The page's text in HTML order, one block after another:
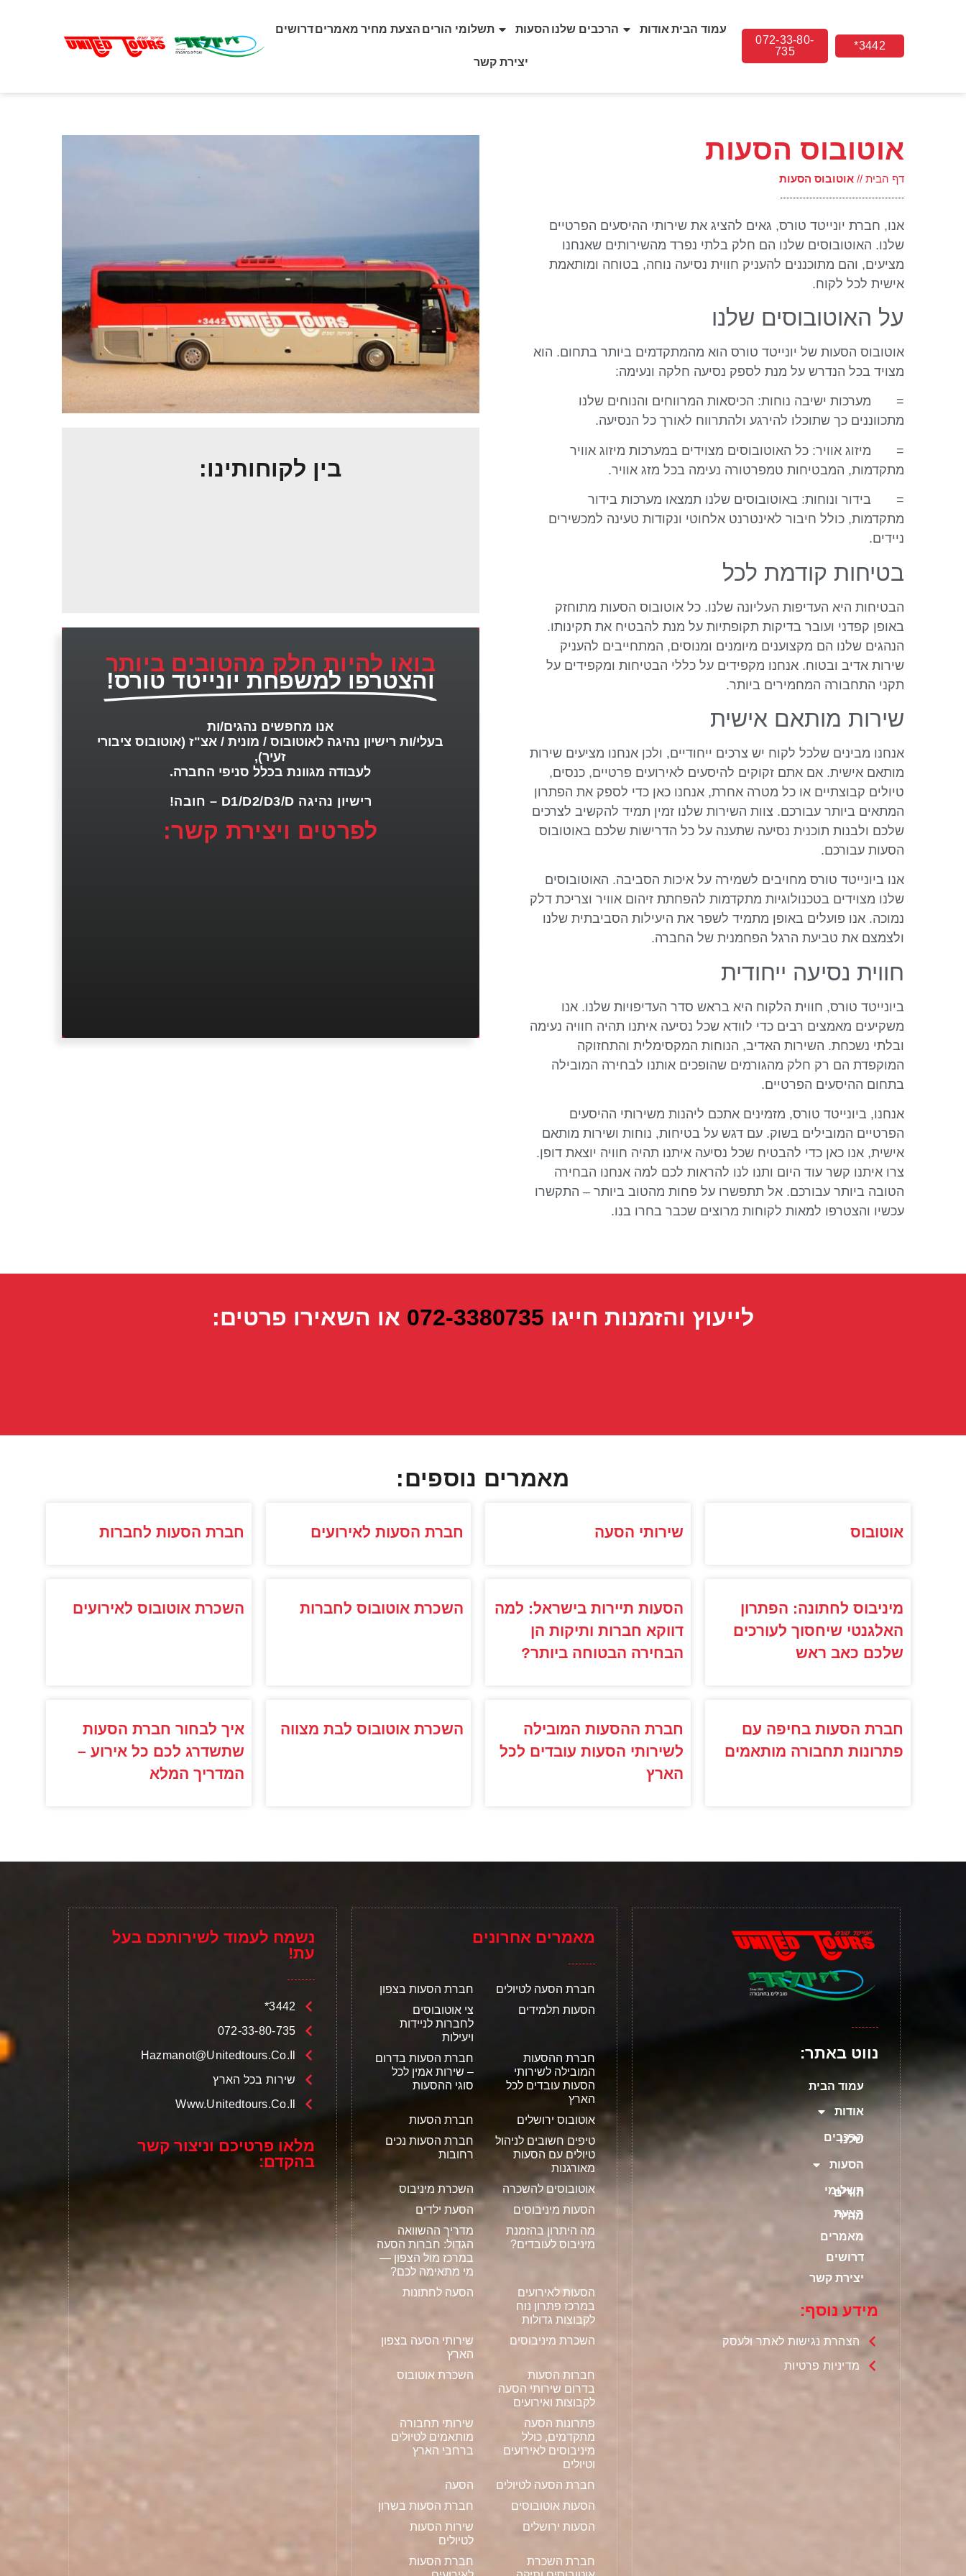
3442*
072-33-80-
735
עמוד הביתאודות הרכבים שלנו הסעות תשלומי הורים הצעת מחיר מאמריםדרושים
יצירת קשר
אוטובוס הסעות
דף הבית// אוטובוס הסעות
אנו, חברת יונייטד טורס, גאים להציג את שירותי ההיסעים הפרטיים
שלנו. האוטובוסים שלנו הם חלק בלתי נפרד מהשירותים שאנחנו
מציעים, והם מתוכננים להעניק חווית נסיעה נוחה, בטוחה ומותאמת
אישית לכל לקוח.
על האוטובוסים שלנו
אוטובוס הסעות של יונייטד טורס הוא מהמתקדמים ביותר בתחום. הוא
מצויד בכל הנדרש על מנת לספק נסיעה חלקה ונעימה:
= מערכות ישיבה נוחות: הכיסאות המרווחים והנוחים שלנו
מתכווננים כך שתוכלו להירגע ולהתרווח לאורך כל הנסיעה.
= מיזוג אוויר: כל האוטובוסים מצוידים במערכות מיזוג אוויר
מתקדמות, המבטיחות טמפרטורה נעימה בכל מזג אוויר.
= בידור ונוחות: באוטובוסים שלנו תמצאו מערכות בידור
מתקדמות, כולל חיבור לאינטרנט אלחוטי ונקודות טעינה למכשירים
ניידים.
בטיחות קודמת לכל
הבטיחות היא העדיפות העליונה שלנו. כל אוטובוס הסעות מתוחזק
באופן קפדני ועובר בדיקות תקופתיות על מנת להבטיח את תקינותו.
הנהגים שלנו הם מקצוענים מיומנים ומנוסים, המתחייבים להעניק
שירות אדיב ובטוח. אנחנו מקפידים על כללי הבטיחות ומקפידים על
תקני התחבורה המחמירים ביותר.
שירות מותאם אישית
אנחנו מבינים שלכל לקוח יש צרכים ייחודיים, ולכן אנחנו מציעים שירות
מותאם אישית. אם אתם זקוקים להיסעים לאירועים פרטיים, כנסים,
טיולים קבוצתיים או כל מטרה אחרת, אנחנו כאן כדי לספק את הפתרון
המתאים ביותר עבורכם. צוות השירות שלנו זמין תמיד להקשיב לצרכים
שלכם ולבנות תוכנית נסיעה שתענה על כל הדרישות שלכם באוטובוס
הסעות עבורכם.
אנו ביונייטד טורס מחויבים לשמירה על איכות הסביבה. האוטובוסים
שלנו מצוידים בטכנולוגיות מתקדמות להפחתת זיהום אוויר וצריכת דלק
נמוכה. אנו פועלים באופן מתמיד לשפר את היעילות הסביבתית שלנו
ולצמצם את טביעת הרגל הפחמנית של החברה.
חווית נסיעה ייחודית
ביונייטד טורס, חווית הלקוח היא בראש סדר העדיפויות שלנו. אנו
משקיעים מאמצים רבים כדי לוודא שכל נסיעה איתנו תהיה חוויה נעימה
ובלתי נשכחת. השירות האדיב, הנוחות המקסימלית והתחזוקה
המוקפדת הם רק חלק מהגורמים שהופכים אותנו לבחירה המובילה
בתחום ההיסעים הפרטיים.
אנחנו, ביונייטד טורס, מזמינים אתכם ליהנות משירותי ההיסעים
הפרטיים המובילים בשוק. עם דגש על בטיחות, נוחות ושירות מותאם
אישית, אנו כאן כדי להבטיח שכל נסיעה איתנו תהיה חוויה יוצאת דופן.
צרו איתנו קשר עוד היום ותנו לנו להראות לכם למה אנחנו הבחירה
הטובה ביותר עבורכם. אל תתפשרו על פחות מהטוב ביותר – התקשרו
עכשיו והצטרפו למאות לקוחות מרוצים שכבר בחרו בנו.
בין לקוחותינו:
בואו להיות חלק מהטובים ביותר
והצטרפו למשפחת יונייטד טורס!
אנו מחפשים נהגים/ות
בעלי/ות רישיון נהיגה לאוטובוס / מונית / אצ"ז (אוטובוס ציבורי
זעיר),
לעבודה מגוונת בכלל סניפי החברה.
רישיון נהיגה D1/D2/D3/D – חובה!
לפרטים ויצירת קשר:
לייעוץ והזמנות חייגו 072-3380735 או השאירו פרטים:
מאמרים נוספים:
אוטובוס שירותי הסעה חברת הסעות לאירועים חברת הסעות לחברות
מיניבוס לחתונה: הפתרון
האלגנטי שיחסוך לעורכים
שלכם כאב ראש
הסעות תיירות בישראל: למה
דווקא חברות ותיקות הן
הבחירה הבטוחה ביותר?
השכרת אוטובוס לחברות השכרת אוטובוס לאירועים
חברת הסעות בחיפה עם
פתרונות תחבורה מותאמים
חברת ההסעות המובילה
לשירותי הסעות עובדים לכל
הארץ
השכרת אוטובוס לבת מצווה
איך לבחור חברת הסעות
שתשדרג לכם כל אירוע –
המדריך המלא
נווט באתר:
עמוד הבית
אודות
הרכבים
שלנו
הסעות
תשלומי
הורים
הצעת
מחיר
מאמרים
דרושים
יצירת קשר
מידע נוסף:
הצהרת נגישות לאתר ולעסק
מדיניות פרטיות
מאמרים אחרונים
חברת הסעה לטיולים
חברת הסעות בצפון
הסעות תלמידים
צי אוטובוסים
לחברות לניידות
ויעילות
חברת ההסעות
המובילה לשירותי
הסעות עובדים לכל
הארץ
חברת הסעות בדרום
– שירות אמין לכל
סוגי ההסעות
אוטובוס ירושלים
חברת הסעות
טיפים חשובים לניהול
טיולים עם הסעות
מאורגנות
חברת הסעות נכים
רחובות
אוטובוסים להשכרה
השכרת מיניבוס
הסעות מיניבוסים
הסעת ילדים
מה היתרון בהזמנת
מיניבוס לעובדים?
מדריך ההשוואה
הגדול: חברות הסעה
במרכז מול הצפון —
מי מתאימה לכם?
הסעות לאירועים
במרכז פתרון נוח
לקבוצות גדולות
הסעה לחתונות
השכרת מיניבוסים
שירותי הסעה בצפון
הארץ
חברות הסעות
בדרום שירותי הסעה
לקבוצות ואירועים
השכרת אוטובוס
פתרונות הסעה
מתקדמים, כולל
מיניבוסים לאירועים
וטיולים
שירותי תחבורה
מותאמים לטיולים
ברחבי הארץ
חברת הסעה לטיולים
הסעה
הסעות אוטובוסים
חברת הסעות בשרון
הסעות ירושלים
שירות הסעות
לטיולים
חברת השכרת
חברת הסעות
נשמח לעמוד לשירותכם בעל
עת!
3442*
072-33-80-735
Hazmanot@unitedtours.co.il
שירות בכל הארץ
Www.unitedtours.co.il
מלאו פרטיכם וניצור קשר
בהקדם: